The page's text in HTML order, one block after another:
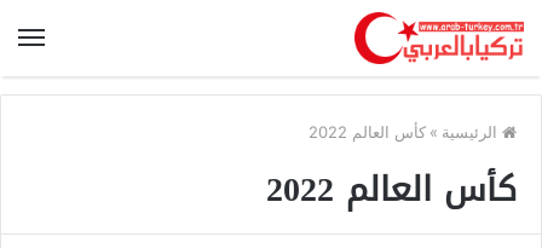
الرئيسية » كأس العالم 2022
كأس العالم 2022